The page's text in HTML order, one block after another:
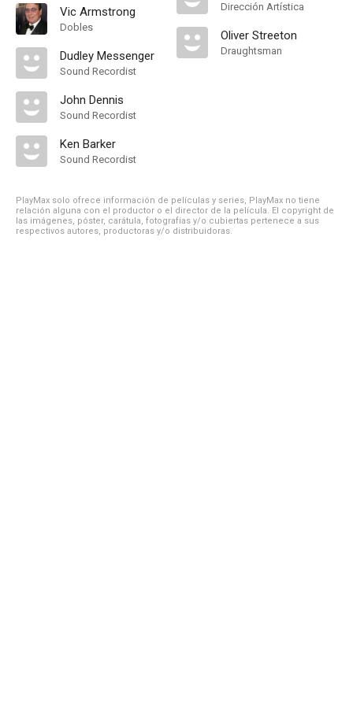
Vic Armstrong
Dobles
Dudley Messenger
Sound Recordist
John Dennis
Sound Recordist
Ken Barker
Sound Recordist
Dirección Artística
Oliver Streeton
Draughtsman
PlayMax solo ofrece información de películas y series, PlayMax no tiene
relación alguna con el productor o el director de la película. El copyright de
las imágenes, póster, carátula, fotografías y/o cubiertas pertenece a sus
respectivos autores, productoras y/o distribuidoras.